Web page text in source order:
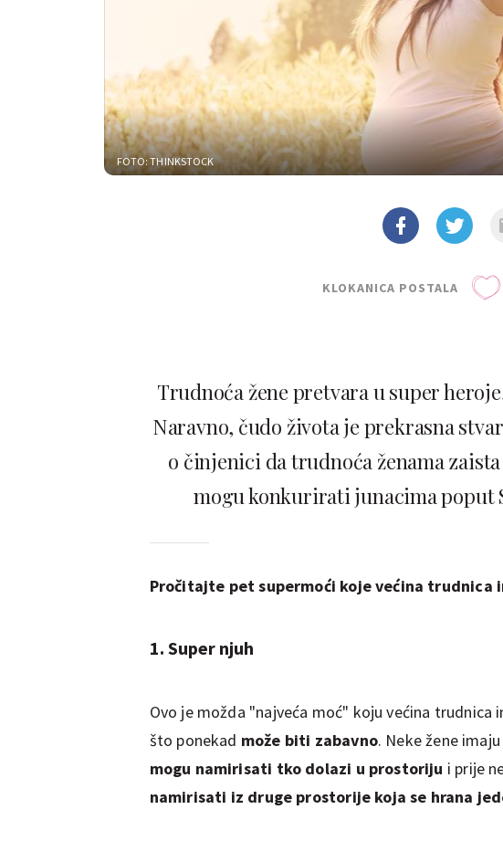
FOTO: THINKSTOCK
KLOKANICA POSTALA
Trudnoća žene pretvara u super
Naravno, čudo života je prekrasna
o činjenici da trudnoća ženama
mogu konkurirati junacima poput
Pročitajte pet supermoći koje većina trudnica
1. Super njuh
Ovo je možda "najveća moć" koju većina
što ponekad može biti zabavno. Neke žene imaju
mogu namirisati tko dolazi u prostoriju i prije
namirisati iz druge prostorije koja se hrana